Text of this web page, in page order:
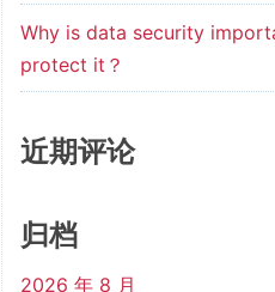
Why is data security
protect it？
近期评论
归档
2026 年 8 月